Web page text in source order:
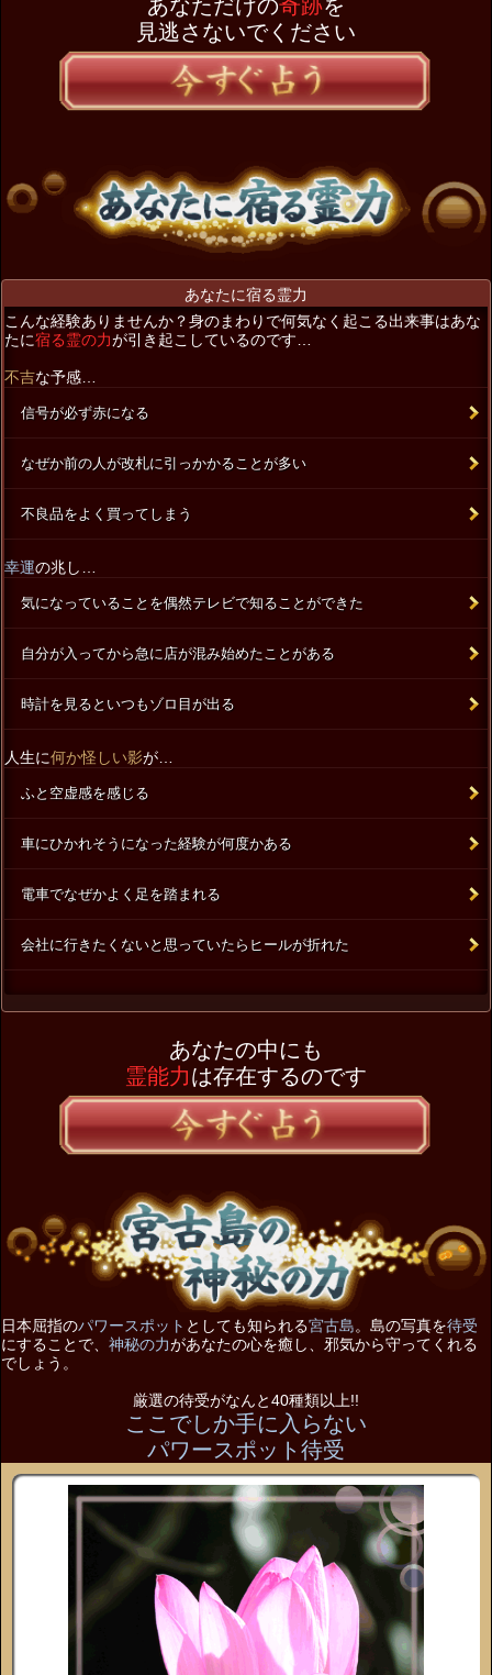
あなただけの奇跡を
見逃さないでください
あなたに宿る霊力
こんな経験ありませんか？身のまわりで何気なく起こる出来事はあな
たに宿る霊の力が引き起こしているのです…
不吉な予感…
信号が必ず赤になる
なぜか前の人が改札に引っかかることが多い
不良品をよく買ってしまう
幸運の兆し…
気になっていることを偶然テレビで知ることができた
自分が入ってから急に店が混み始めたことがある
時計を見るといつもゾロ目が出る
人生に何か怪しい影が…
ふと空虚感を感じる
車にひかれそうになった経験が何度かある
電車でなぜかよく足を踏まれる
会社に行きたくないと思っていたらヒールが折れた
あなたの中にも
霊能力は存在するのです
日本屈指のパワースポット としても知られる宮古島。島の写真を待受
にすることで、 神秘の力があなたの心を癒し、邪気から守ってくれる
でしょう。
厳選の待受がなんと40種類以上!!
ここでしか手に入らない
パワースポット待受